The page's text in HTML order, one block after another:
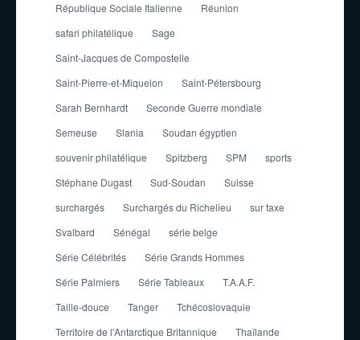
République Sociale Italienne
Réunion
safari philatélique
Sage
Saint-Jacques de Compostelle
Saint-Pierre-et-Miquelon
Saint-Pétersbourg
Sarah Bernhardt
Seconde Guerre mondiale
Semeuse
Slania
Soudan égyptien
souvenir philatélique
Spitzberg SPM
sports
Stéphane Dugast
Sud-Soudan
Suisse
surchargés
Surchargés du Richelieu
sur taxe
Svalbard
Sénégal
série belge
Série Célébrités
Série Grands Hommes
Série Palmiers
Série Tableaux
T.A.A.F.
Taille-douce
Tanger
Tchécoslovaquie
Territoire de l'Antarctique Britannique
Thaïlande